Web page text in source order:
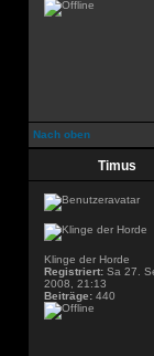
Nach oben
Timus
Klinge der Horde
Registriert: Sa 27.
2008, 21:13
Beiträge: 440